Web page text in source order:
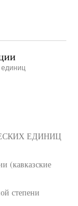
единиц
ЕДИНИЦ
(кавказские
степени